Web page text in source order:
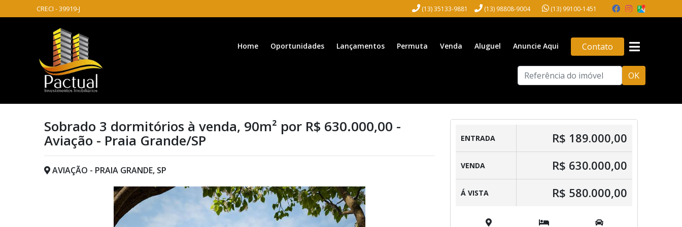
CRECI - 39919-J (13) 35133-9881 (13) 98808-9004 (13) 99100-1451
Home Oportunidades Lançamentos Permuta Venda Aluguel Anuncie Aqui Contato
OK
Sobrado 3 dormitórios à venda, 90m² por R$ 630.000,00 -
Aviação - Praia Grande/SP
AVIAÇÃO - PRAIA GRANDE, SP
ENTRADA R$ 189.000,00
VENDA R$ 630.000,00
Á VISTA R$ 580.000,00